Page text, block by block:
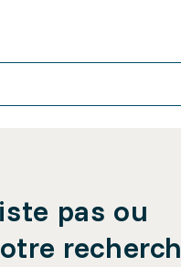
pas ou